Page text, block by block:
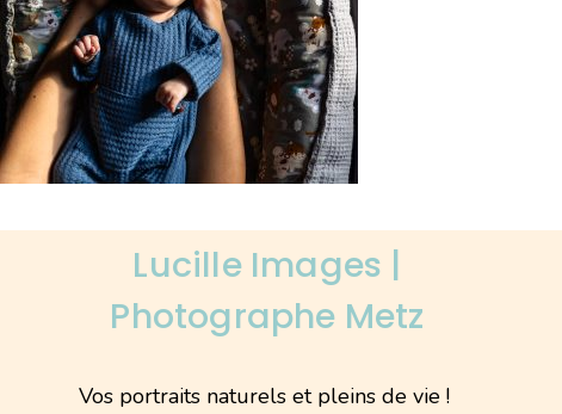
Lucille Images |
Photographe Metz
Vos portraits naturels et pleins de vie !